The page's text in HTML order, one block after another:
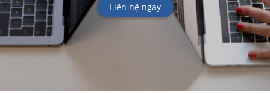
Liên hệ ngay